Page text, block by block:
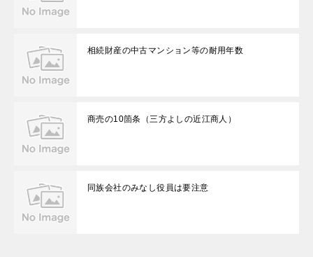
相続財産の中古マンション等の耐用年数
商売の10箇条（三方よしの近江商人）
同族会社のみなし役員は要注意